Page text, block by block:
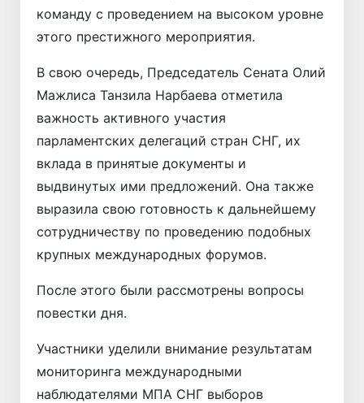
команду с проведением на высоком уровне
этого престижного мероприятия.
В свою очередь, Председатель Сената Олий
Мажлиса Танзила Нарбаева отметила
важность активного участия
парламентских делегаций стран СНГ, их
вклада в принятые документы и
выдвинутых ими предложений. Она также
выразила свою готовность к дальнейшему
сотрудничеству по проведению подобных
крупных международных форумов.
После этого были рассмотрены вопросы
повестки дня.
Участники уделили внимание результатам
мониторинга международными
наблюдателями МПА СНГ выборов